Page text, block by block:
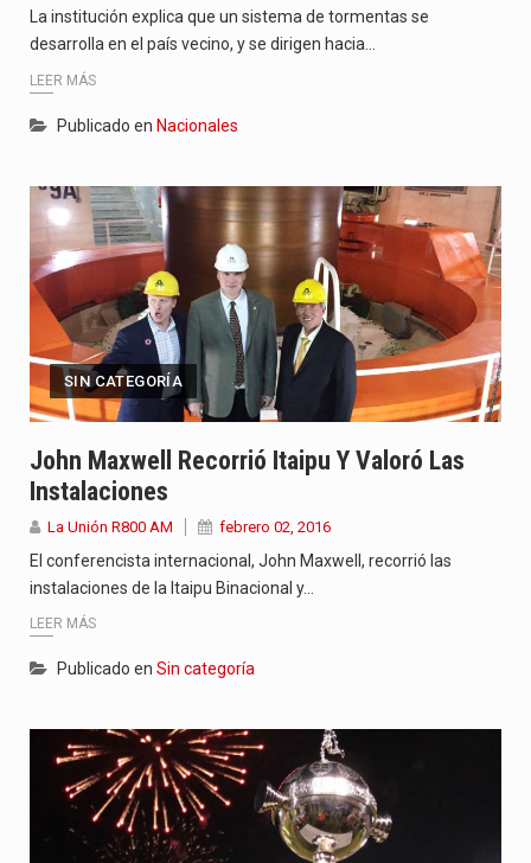
La institución explica que un sistema de tormentas se
desarrolla en el país vecino, y se dirigen hacia…
LEER MÁS
Publicado en Nacionales
SIN CATEGORÍA
John Maxwell Recorrió Itaipu Y Valoró Las
Instalaciones
La Unión R800 AM febrero 02, 2016
El conferencista internacional, John Maxwell, recorrió las
instalaciones de la Itaipu Binacional y…
LEER MÁS
Publicado en Sin categoría